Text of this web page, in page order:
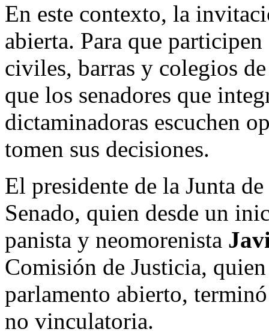
En este contexto, la
abierta. Para que
civiles, barras y colegios
que los senadores que
dictaminadoras escuchen
tomen sus decisiones.
El presidente de la Junta
Senado, quien desde un
panista y neomorenista
Comisión de Justicia,
parlamento abierto,
no vinculatoria.